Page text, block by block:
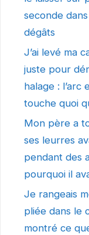
seconde
dégâts
J’ai levé ma
juste pour
halage : l’arc
touche quoi
Mon père a
ses leurres
pendant des
pourquoi il
Je rangeais
pliée dans le
montré ce